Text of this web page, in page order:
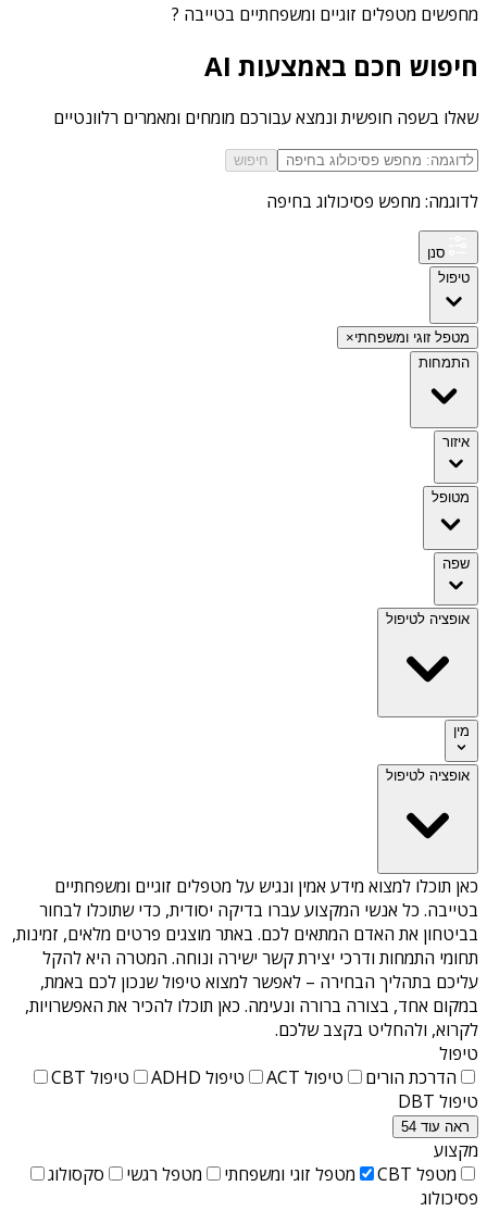
מחפשים מטפלים זוגיים ומשפחתיים בטייבה ?
חיפוש חכם באמצעות AI
שאלו בשפה חופשית ונמצא עבורכם מומחים ומאמרים רלוונטיים
חיפוש
לדוגמה: מחפש פסיכולוג בחיפה
סנן
טיפול
מטפל זוגי ומשפחתי×
התמחות
איזור
מטופל
שפה
אופציה לטיפול
מין
אופציה לטיפול
כאן תוכלו למצוא מידע אמין ונגיש על מטפלים זוגיים ומשפחתיים
בטייבה. כל אנשי המקצוע עברו בדיקה יסודית, כדי שתוכלו לבחור
בביטחון את האדם המתאים לכם. באתר מוצגים פרטים מלאים, זמינות,
תחומי התמחות ודרכי יצירת קשר ישירה ונוחה. המטרה היא להקל
עליכם בתהליך הבחירה – לאפשר למצוא טיפול שנכון לכם באמת,
במקום אחד, בצורה ברורה ונעימה. כאן תוכלו להכיר את האפשרויות,
לקרוא, ולהחליט בקצב שלכם.
טיפול
הדרכת הורים
טיפול ACT טיפול ADHD
טיפול CBT
טיפול DBT
ראה עוד 54
מקצוע
מטפל CBT
מטפל זוגי ומשפחתי מטפל רגשי
סקסולוג
פסיכולוג